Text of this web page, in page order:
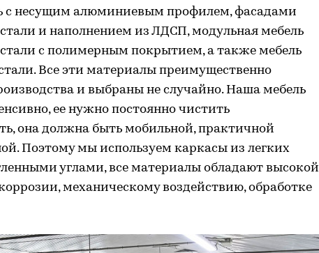
с несущим алюминиевым профилем, фасадами
и наполнением из ЛДСП, модульная мебель
с полимерным покрытием, а также мебель
Все эти материалы преимущественно
и выбраны не случайно. Наша мебель
ее нужно постоянно чистить
она должна быть мобильной, практичной
Поэтому мы используем каркасы из легких
углами, все материалы обладают высокой
механическому воздействию, обработке